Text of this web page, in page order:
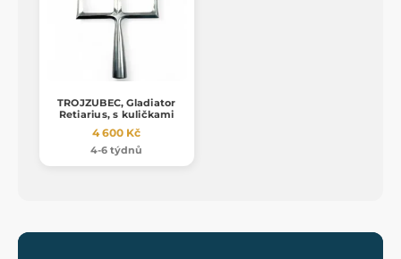
TROJZUBEC, Gladiator
Retiarius, s kuličkami
4 600 Kč
4-6 týdnů